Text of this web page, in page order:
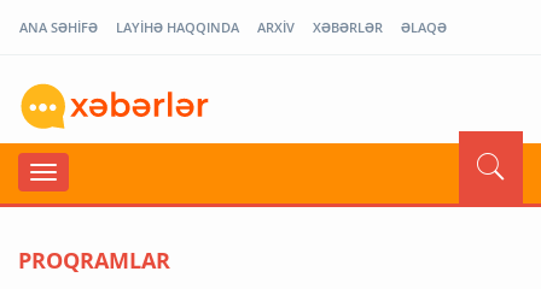
ANA SƏHİFƏ LAYİHƏ HAQQINDA ARXİV XƏBƏRLƏR ƏLAQƏ
PROQRAMLAR